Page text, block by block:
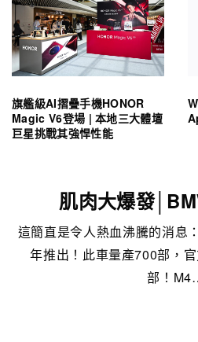
旗艦級AI摺疊手機HONOR
Magic V6登場 | 本地三大體壇
巨星挑戰其強悍性能
肌肉大爆發
這簡直是令人熱血沸騰的消息
年推出！此車量產700部，
部！